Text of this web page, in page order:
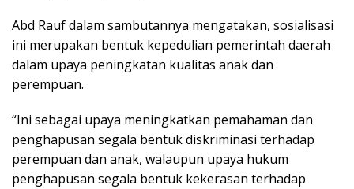
Abd Rauf dalam sambutannya mengatakan, sosialisasi
ini merupakan bentuk kepedulian pemerintah daerah
dalam upaya peningkatan kualitas anak dan
perempuan.
“Ini sebagai upaya meningkatkan pemahaman dan
penghapusan segala bentuk diskriminasi terhadap
perempuan dan anak, walaupun upaya hukum
penghapusan segala bentuk kekerasan terhadap